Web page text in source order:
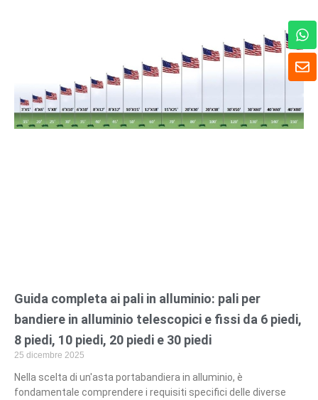
Guida completa ai pali in alluminio: pali per
bandiere in alluminio telescopici e fissi da 6 piedi,
8 piedi, 10 piedi, 20 piedi e 30 piedi
25 dicembre 2025
Nella scelta di un'asta portabandiera in alluminio, è
fondamentale comprendere i requisiti specifici delle diverse
B
u
a
W
h
a
t
s
p
p